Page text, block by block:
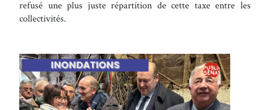
refusé une plus juste répartition de cette taxe entre les
collectivités.